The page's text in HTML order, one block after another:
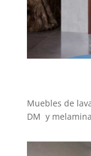
Muebles de
DM y